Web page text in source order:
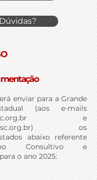
Dúvidas?
enviar para a Grande
(aos e-mails
e
) os
abaixo referente
Consultivo e
o ano 2025: